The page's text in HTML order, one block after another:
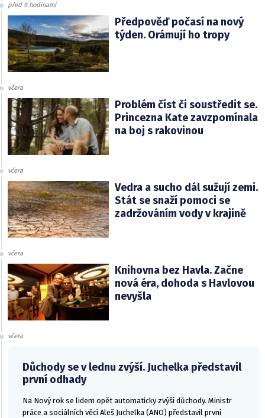
před 9 hodinami
Předpověď počasí na nový
týden. Orámují ho tropy
včera
Problém číst či soustředit se.
Princezna Kate zavzpomínala
na boj s rakovinou
včera
Vedra a sucho dál sužují zemi.
Stát se snaží pomoci se
zadržováním vody v krajině
včera
Knihovna bez Havla. Začne
nová éra, dohoda s Havlovou
nevyšla
včera
Důchody se v lednu zvýší. Juchelka představil
první odhady
Na Nový rok se lidem opět automaticky zvýší důchody. Ministr
práce a sociálních věcí Aleš Juchelka (ANO) představil první